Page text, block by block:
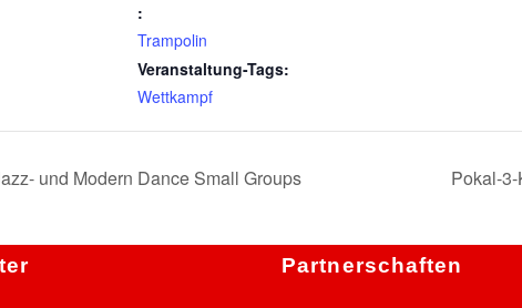
:
Trampolin
Veranstaltung-Tags:
Wettkampf
und Modern Dance Small Groups Pokal-
Partnerschaften